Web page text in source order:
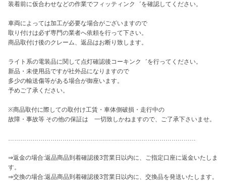
装着前に仮合わせなどの作業でフィッティンク゛を確認してください。
車両によっては加工が必要な場合がございますので
取り付けは必ず専門の業者へ依頼を行って下さい。
商品取付け後のクレーム、返品はお断り致します。
ライト系の電装品に関して点灯確認後コーキンク゛を行ってください。
新品・未使用品ですが社外品になりますので
多少の輸送傷等がある場合が御座います。
予めご了承ください。
※商品取付に際しての取付け工賃・車体側破損・走行中の
故障・事故等 その他の保証は　一切致しかねますので、ご了承下さいませ。
…………………………………………………………………………………
⇒返金の場合:返品商品到着確認後3営業日以内に、ご指定口座に返金いたしま
す。
⇒交換の場合:返品商品到着確認後3営業日以内に、交換品を発送いたします。